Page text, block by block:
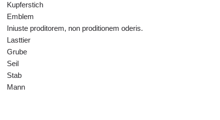
Kupferstich
Emblem
Iniuste proditorem, non proditionem oderis.
Lasttier
Grube
Seil
Stab
Mann